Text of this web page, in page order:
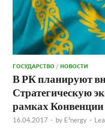
ГОСУДАРСТВО /НОВОСТИ
В РК планируют
Стратегическую
рамках
16.04.2017 - by E²nergy -